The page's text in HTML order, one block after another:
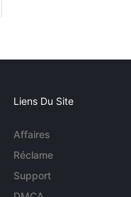
Liens Du Site
Affaires
Réclame
Support